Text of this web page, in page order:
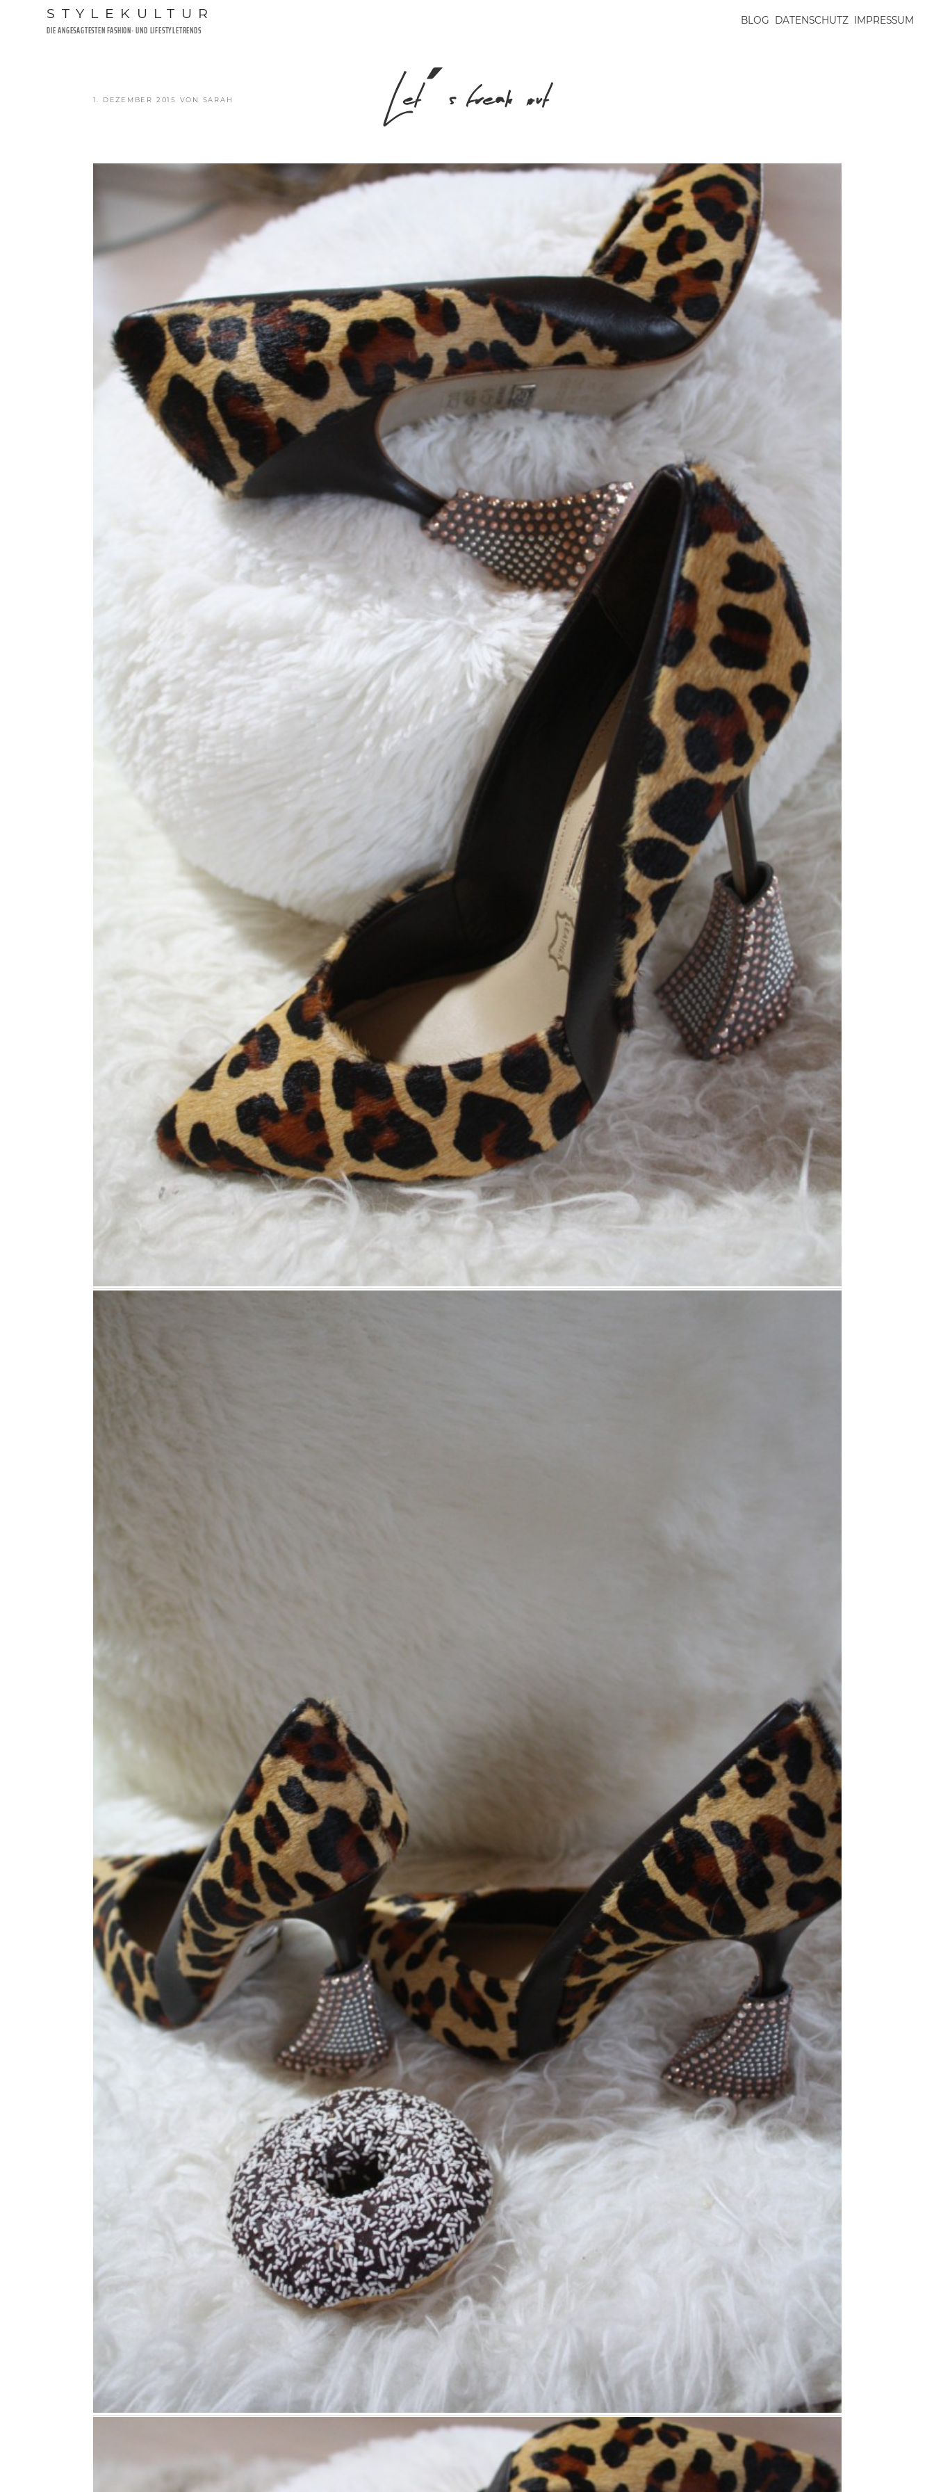
STYLEKULTUR
DIE ANGESAGTESTEN FASHION- UND LIFESTYLETRENDS
BLOG DATENSCHUTZ IMPRESSUM
VERÖFFENTLICHT
1. DEZEMBER 2015 VON SARAH Let´s freak out